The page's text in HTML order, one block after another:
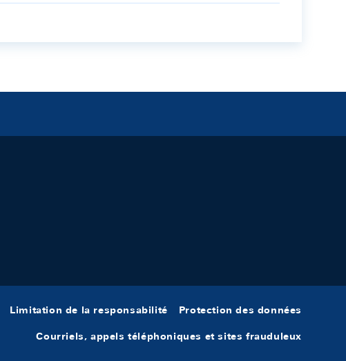
Limitation de la responsabilité Protection des données
Courriels, appels téléphoniques et sites frauduleux